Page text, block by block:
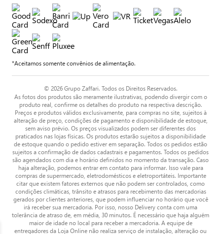
*Aceitamos somente convênios de alimentação.
© 2026 Grupo Zaffari. Todos os Direitos Reservados.
As fotos dos produtos são meramente ilustrativas, podendo divergir com o
produto real, confirme os detalhes do produto na respectiva descrição.
Preços e produtos válidos exclusivamente, para compras no site, sujeitos à
alteração de preço, condições de pagamento e disponibilidade de estoque,
sem aviso prévio. Os preços visualizados podem ser diferentes dos
praticados nas lojas físicas. Os produtos estarão sujeitos a disponibilidade
de estoque quando o pedido estiver em separação. Todos os pedidos estão
sujeitos a confirmação de dados cadastrais e pagamentos. Todos os pedidos
são agendados com dia e horário definidos no momento da transação. Caso
haja alteração, podemos entrar em contato para informar. Isso vale para
compras de supermercado, eletrodomésticos e eletroportáteis. Importante
citar que existem fatores externos que não podem ser controlados, como
condições climáticas, trânsito e atrasos para recebimento das mercadorias
gerados por clientes anteriores, que podem influenciar no horário que você
irá receber sua mercadoria. Por isso, nosso Delivery conta com uma
tolerância de atraso de, em média, 30 minutos. É necessário que haja alguém
maior de idade no local para receber a mercadoria. A equipe de
entregadores da Loja Online não realiza serviço de instalação, alteração ou